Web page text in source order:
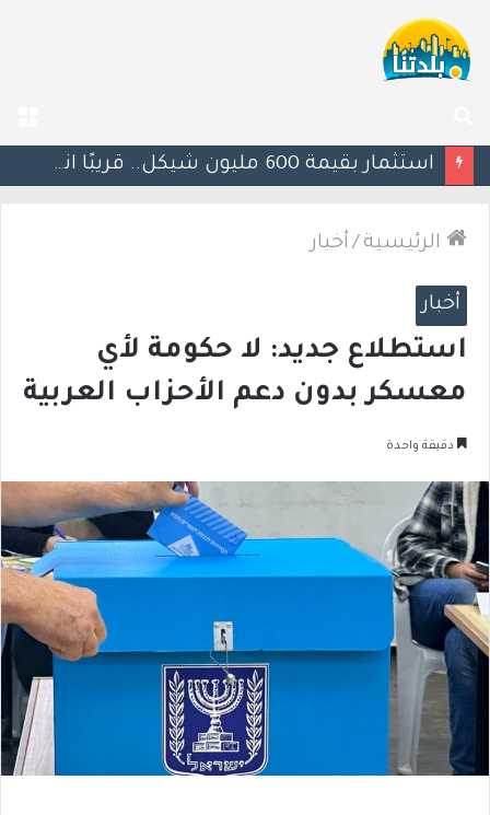
عن
الرئيسية / أخبار
أخبار
استطلاع جديد: لا حكومة لأي
معسكر بدون دعم الأحزاب العربية
دقيقة واحدة